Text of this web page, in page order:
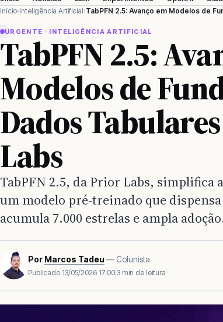
Início Inteligência Artificial TabPFN 2.5: Avanço em Modelos de
URGENTE · INTELIGÊNCIA ARTIFICIAL
TabPFN 2.5:
Modelos de
Dados
Labs
TabPFN 2.5, da Prior Labs, simplifica
um modelo pré-treinado que
acumula 7.000 estrelas e ampla
Por Marcos Tadeu — Colunista
Publicado 13/05/2026 17:00 3 min de leitura